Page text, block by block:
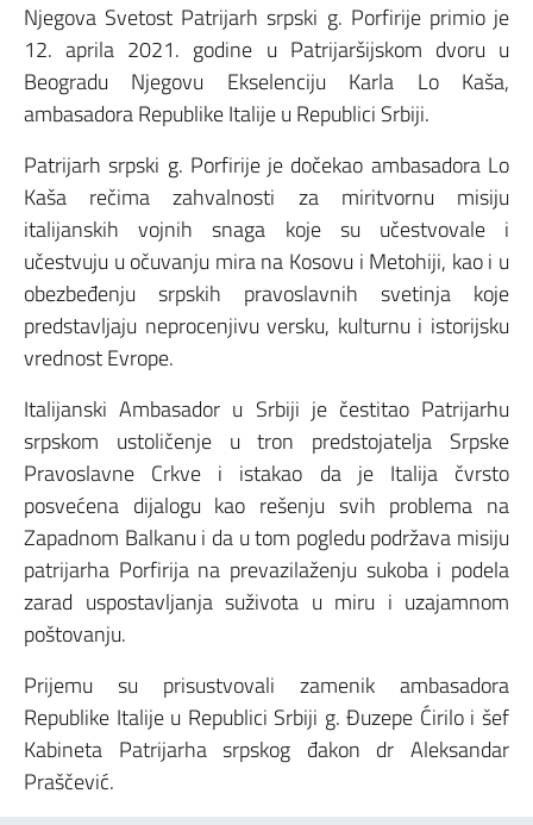
Njegova Svetost Patrijarh srpski g. Porfirije primio je
12. aprila 2021. godine u Patrijaršijskom dvoru u
Beogradu Njegovu Ekselenciju Karla Lo Kaša,
ambasadora Republike Italije u Republici Srbiji.
Patrijarh srpski g. Porfirije je dočekao ambasadora Lo
Kaša rečima zahvalnosti za miritvornu misiju
italijanskih vojnih snaga koje su učestvovale i
učestvuju u očuvanju mira na Kosovu i Metohiji, kao i u
obezbeđenju srpskih pravoslavnih svetinja koje
predstavljaju neprocenjivu versku, kulturnu i istorijsku
vrednost Evrope.
Italijanski Ambasador u Srbiji je čestitao Patrijarhu
srpskom ustoličenje u tron predstojatelja Srpske
Pravoslavne Crkve i istakao da je Italija čvrsto
posvećena dijalogu kao rešenju svih problema na
Zapadnom Balkanu i da u tom pogledu podržava misiju
patrijarha Porfirija na prevazilaženju sukoba i podela
zarad uspostavljanja suživota u miru i uzajamnom
poštovanju.
Prijemu su prisustvovali zamenik ambasadora
Republike Italije u Republici Srbiji g. Đuzepe Ćirilo i šef
Kabineta Patrijarha srpskog đakon dr Aleksandar
Praščević.